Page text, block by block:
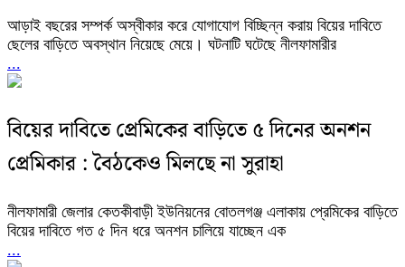
আড়াই বছরের সম্পর্ক অস্বীকার করে যোগাযোগ বিচ্ছিন্ন করায় বিয়ের দাবিতে
ছেলের বাড়িতে অবস্থান নিয়েছে মেয়ে। ঘটনাটি ঘটেছে নীলফামারীর
...
বিয়ের দাবিতে প্রেমিকের বাড়িতে ৫ দিনের অনশন
প্রেমিকার : বৈঠকেও মিলছে না সুরাহা
নীলফামারী জেলার কেতকীবাড়ী ইউনিয়নের বোতলগঞ্জ এলাকায় প্রেমিকের বাড়িতে
বিয়ের দাবিতে গত ৫ দিন ধরে অনশন চালিয়ে যাচ্ছেন এক
...